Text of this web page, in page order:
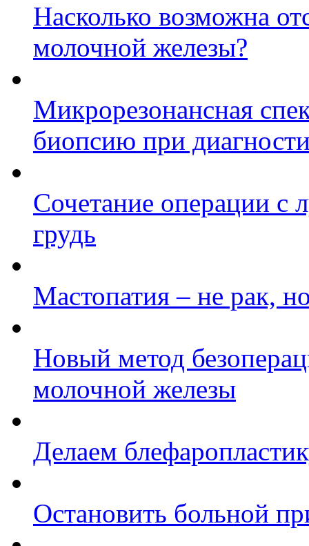
Насколько возможна
молочной железы?
Микрорезонансная
биопсию при
Сочетание операции с
грудь
Мастопатия – не рак,
Новый метод
молочной железы
Делаем
Остановить больной